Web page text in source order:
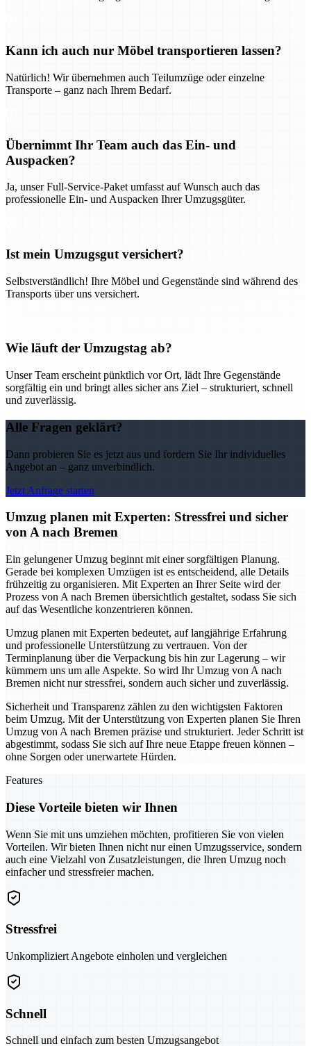
Kann ich auch nur Möbel transportieren lassen?
Natürlich! Wir übernehmen auch Teilumzüge oder einzelne
Transporte – ganz nach Ihrem Bedarf.
Übernimmt Ihr Team auch das Ein- und
Auspacken?
Ja, unser Full-Service-Paket umfasst auf Wunsch auch das
professionelle Ein- und Auspacken Ihrer Umzugsgüter.
Ist mein Umzugsgut versichert?
Selbstverständlich! Ihre Möbel und Gegenstände sind während des
Transports über uns versichert.
Wie läuft der Umzugstag ab?
Unser Team erscheint pünktlich vor Ort, lädt Ihre Gegenstände
sorgfältig ein und bringt alles sicher ans Ziel – strukturiert, schnell
und zuverlässig.
Alle Fragen geklärt?
Dann probieren Sie es jetzt aus und fordern Sie Ihr individuelles
Angebot an – ganz unverbindlich.
Jetzt Anfrage starten
Umzug planen mit Experten: Stressfrei und sicher
von A nach Bremen
Ein gelungener Umzug beginnt mit einer sorgfältigen Planung.
Gerade bei komplexen Umzügen ist es entscheidend, alle Details
frühzeitig zu organisieren. Mit Experten an Ihrer Seite wird der
Prozess von A nach Bremen übersichtlich gestaltet, sodass Sie sich
auf das Wesentliche konzentrieren können.
Umzug planen mit Experten bedeutet, auf langjährige Erfahrung
und professionelle Unterstützung zu vertrauen. Von der
Terminplanung über die Verpackung bis hin zur Lagerung – wir
kümmern uns um alle Aspekte. So wird Ihr Umzug von A nach
Bremen nicht nur stressfrei, sondern auch sicher und zuverlässig.
Sicherheit und Transparenz zählen zu den wichtigsten Faktoren
beim Umzug. Mit der Unterstützung von Experten planen Sie Ihren
Umzug von A nach Bremen präzise und strukturiert. Jeder Schritt ist
abgestimmt, sodass Sie sich auf Ihre neue Etappe freuen können –
ohne Sorgen oder unerwartete Hürden.
Features
Diese Vorteile bieten wir Ihnen
Wenn Sie mit uns umziehen möchten, profitieren Sie von vielen
Vorteilen. Wir bieten Ihnen nicht nur einen Umzugsservice, sondern
auch eine Vielzahl von Zusatzleistungen, die Ihren Umzug noch
einfacher und stressfreier machen.
Stressfrei
Unkompliziert Angebote einholen und vergleichen
Schnell
Schnell und einfach zum besten Umzugsangebot